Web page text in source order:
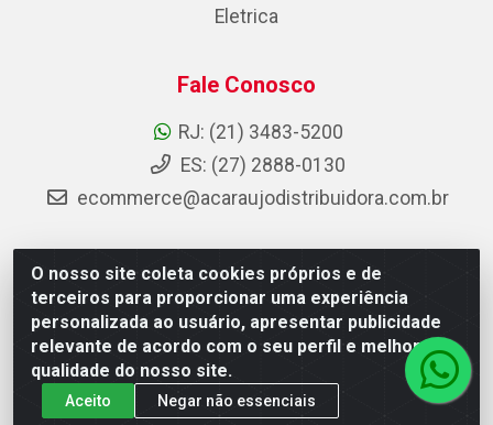
O nosso site coleta cookies próprios e de
terceiros para proporcionar uma experiência
personalizada ao usuário, apresentar publicidade
relevante de acordo com o seu perfil e melhorar a
qualidade do nosso site.
Aceito Negar não essenciais
Eletrica
Fale Conosco
RJ: (21) 3483-5200
ES: (27) 2888-0130
ecommerce@acaraujodistribuidora.com.br
AC Araujo Distribuidora - Rua Carneiro de Campos, 42 -
São Cristóvão, Rio de Janeiro/RJ - CEP 20.920-410 -
CNPJ 08.744.753/0003-85